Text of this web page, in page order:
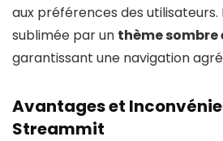
aux préférences des utilisateurs.
sublimée par un thème
garantissant une navigation
Avantages et
Streammit